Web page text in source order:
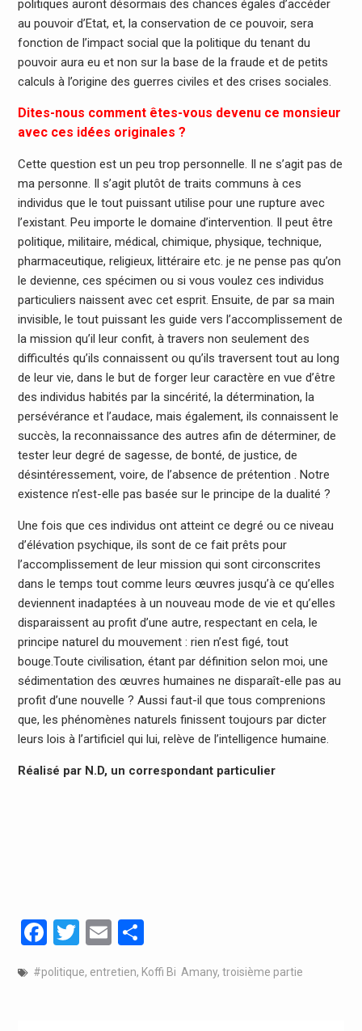
politiques auront désormais des chances égales d’accéder
au pouvoir d’Etat, et, la conservation de ce pouvoir, sera
fonction de l’impact social que la politique du tenant du
pouvoir aura eu et non sur la base de la fraude et de petits
calculs à l’origine des guerres civiles et des crises sociales.
Dites-nous comment êtes-vous devenu ce monsieur
avec ces idées originales ?
Cette question est un peu trop personnelle. Il ne s’agit pas de
ma personne. Il s’agit plutôt de traits communs à ces
individus que le tout puissant utilise pour une rupture avec
l’existant. Peu importe le domaine d’intervention. Il peut être
politique, militaire, médical, chimique, physique, technique,
pharmaceutique, religieux, littéraire etc. je ne pense pas qu’on
le devienne, ces spécimen ou si vous voulez ces individus
particuliers naissent avec cet esprit. Ensuite, de par sa main
invisible, le tout puissant les guide vers l’accomplissement de
la mission qu’il leur confit, à travers non seulement des
difficultés qu’ils connaissent ou qu’ils traversent tout au long
de leur vie, dans le but de forger leur caractère en vue d’être
des individus habités par la sincérité, la détermination, la
persévérance et l’audace, mais également, ils connaissent le
succès, la reconnaissance des autres afin de déterminer, de
tester leur degré de sagesse, de bonté, de justice, de
désintéressement, voire, de l’absence de prétention . Notre
existence n’est-elle pas basée sur le principe de la dualité ?
Une fois que ces individus ont atteint ce degré ou ce niveau
d’élévation psychique, ils sont de ce fait prêts pour
l’accomplissement de leur mission qui sont circonscrites
dans le temps tout comme leurs œuvres jusqu’à ce qu’elles
deviennent inadaptées à un nouveau mode de vie et qu’elles
disparaissent au profit d’une autre, respectant en cela, le
principe naturel du mouvement : rien n’est figé, tout
bouge.Toute civilisation, étant par définition selon moi, une
sédimentation des œuvres humaines ne disparaît-elle pas au
profit d’une nouvelle ? Aussi faut-il que tous comprenions
que, les phénomènes naturels finissent toujours par dicter
leurs lois à l’artificiel qui lui, relève de l’intelligence humaine.
Réalisé par N.D, un correspondant particulier
Facebook
Twitter
EmailPartager
#politique, entretien, Koffi Bi Amany, troisième partie